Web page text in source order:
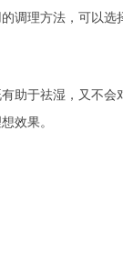
调理方法，可以选
助于祛湿，又不会
效果。